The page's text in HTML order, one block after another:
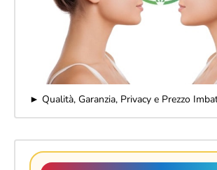
► Qualità, Garanzia, Privacy e Prezzo